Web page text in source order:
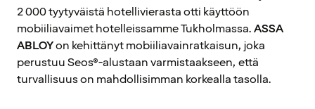
2 000 tyytyväistä hotellivierasta otti käyttöön
mobiiliavaimet hotelleissamme Tukholmassa.ASSA
ABLOYon kehittänyt mobiiliavainratkaisun, joka
perustuu Seos®-alustaan varmistaakseen, että
turvallisuus on mahdollisimman korkealla tasolla.